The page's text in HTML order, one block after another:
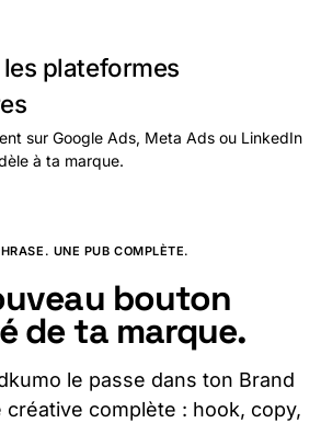
les plateformes
sur Google Ads, Meta Ads ou LinkedIn
à ta marque.
UNE PUB COMPLÈTE.
bouton
de ta marque.
le passe dans ton Brand
créative complète : hook, copy,